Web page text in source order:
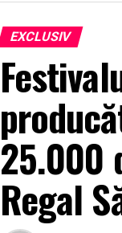
EXCLUSIV
25.000
Regal